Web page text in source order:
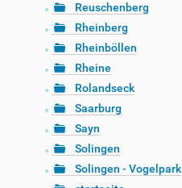
Reuschenberg
Rheinberg
Rheinböllen
Rheine
Rolandseck
Saarburg
Sayn
Solingen
Solingen - Vogelpark